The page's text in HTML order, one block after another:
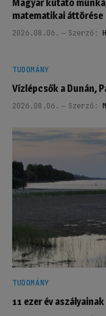
Magyar kutató
matematikai áttörése
2026.08.06. Szerző:
TUDOMÁNY
Vízlépcsők a Dunán,
2026.08.06. Szerző:
TUDOMÁNY
11 ezer év